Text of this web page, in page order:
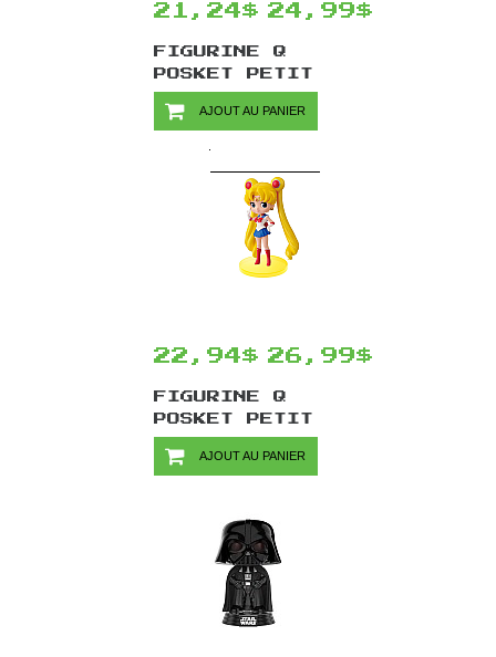
21,24$ 24,99$
FIGURINE Q
POSKET PETIT
VOL.1 SAILOR
MOON PAR
AJOUT AU PANIER
22,94$ 26,99$
FIGURINE Q
POSKET PETIT
VOL.1 SAILOR
MOON PAR
AJOUT AU PANIER